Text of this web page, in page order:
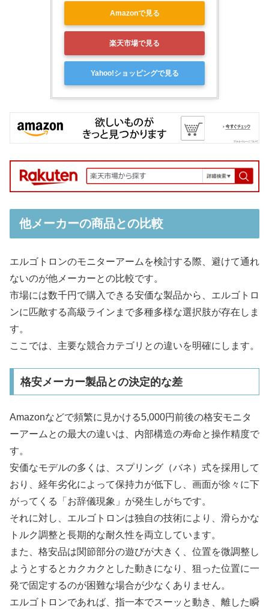
Amazonで見る
楽天市場で見る
Yahoo!ショッピングで見る
他メーカーの商品との比較
エルゴトロンのモニターアームを検討する際、避けて通れ
ないのが他メーカーとの比較です。
市場には数千円で購入できる安価な製品から、エルゴトロ
ンに匹敵する高級ラインまで多種多様な選択肢が存在しま
す。
ここでは、主要な競合カテゴリとの違いを明確にします。
格安メーカー製品との決定的な差
Amazonなどで頻繁に見かける5,000円前後の格安モニタ
ーアームとの最大の違いは、内部構造の寿命と操作精度で
す。
安価なモデルの多くは、スプリング（バネ）式を採用して
おり、経年劣化によって保持力が低下し、画面が徐々に下
がってくる「お辞儀現象」が発生しがちです。
それに対し、エルゴトロンは独自の技術により、滑らかな
トルク調整と長期的な耐久性を両立しています。
また、格安品は関節部分の遊びが大きく、位置を微調整し
ようとするとカクカクとした動きになり、狙った位置に一
発で固定するのが困難な場合が少なくありません。
エルゴトロンであれば、指一本でスーッと動き、離した瞬